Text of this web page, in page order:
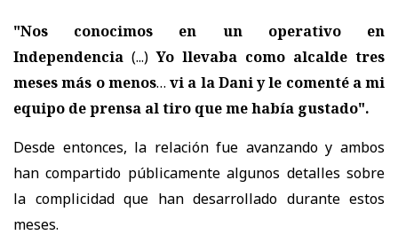
"Nos conocimos en un operativo en
Independencia (...)Yo llevaba como alcalde tres
meses más o menos… vi a la Dani y le comenté a mi
equipo de prensa al tiro que me había gustado".
Desde entonces, la relación fue avanzando y ambos
han compartido públicamente algunos detalles sobre
la complicidad que han desarrollado durante estos
meses.